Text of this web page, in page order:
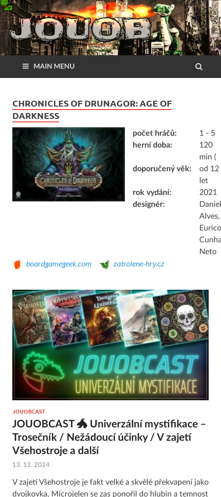
MAIN MENU
CHRONICLES OF DRUNAGOR: AGE OF
DARKNESS
počet hráčů:
1 - 5
herní doba:
120
min (
doporučený věk:
od 12
let
rok vydání:
2021
designér:
Daniel
Alves,
Eurico
Neto
boardgamegeek.com zatrolene-hry.cz
JOUOBCAST
JOUOBCAST 🐲 Univerzální mystifikace –
Trosečník / Nežádoucí účinky / V zajetí
Všehostroje a další
13. 12. 2024
V zajetí Všehostroje je fakt velké a skvělé překvapení jako
dvojkovka, Microjelen se zas ponořil do hlubin a temnost